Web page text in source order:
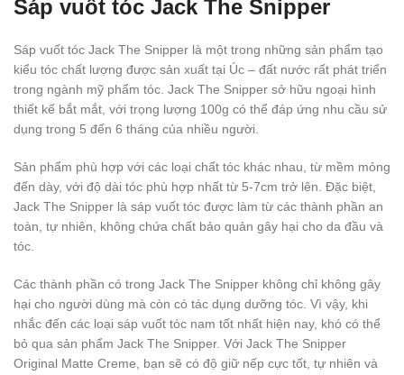
Sáp vuốt tóc Jack The Snipper
Sáp vuốt tóc Jack The Snipper là một trong những sản phẩm tạo
kiểu tóc chất lượng được sản xuất tại Úc – đất nước rất phát triển
trong ngành mỹ phẩm tóc. Jack The Snipper sở hữu ngoại hình
thiết kế bắt mắt, với trọng lượng 100g có thể đáp ứng nhu cầu sử
dụng trong 5 đến 6 tháng của nhiều người.
Sản phẩm phù hợp với các loại chất tóc khác nhau, từ mềm mỏng
đến dày, với độ dài tóc phù hợp nhất từ 5-7cm trở lên. Đặc biệt,
Jack The Snipper là sáp vuốt tóc được làm từ các thành phần an
toàn, tự nhiên, không chứa chất bảo quản gây hại cho da đầu và
tóc.
Các thành phần có trong Jack The Snipper không chỉ không gây
hại cho người dùng mà còn có tác dụng dưỡng tóc. Vì vậy, khi
nhắc đến các loại sáp vuốt tóc nam tốt nhất hiện nay, khó có thể
bỏ qua sản phẩm Jack The Snipper. Với Jack The Snipper
Original Matte Creme, bạn sẽ có độ giữ nếp cực tốt, tự nhiên và